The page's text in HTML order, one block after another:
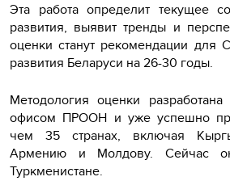
Эта работа определит текущее
развития, выявит тренды и
оценки станут рекомендации для
развития Беларуси на 26-30 годы.
Методология оценки
офисом ПРООН и уже успешно
чем 35 странах, включая
Армению и Молдову. Сейчас
Туркменистане.